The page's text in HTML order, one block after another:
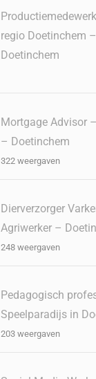
regio Doetinchem
Doetinchem
Mortgage Advisor
– Doetinchem
322 weergaven
Dierverzorger
Agriwerker –
248 weergaven
Pedagogisch
Speelparadijs in
203 weergaven